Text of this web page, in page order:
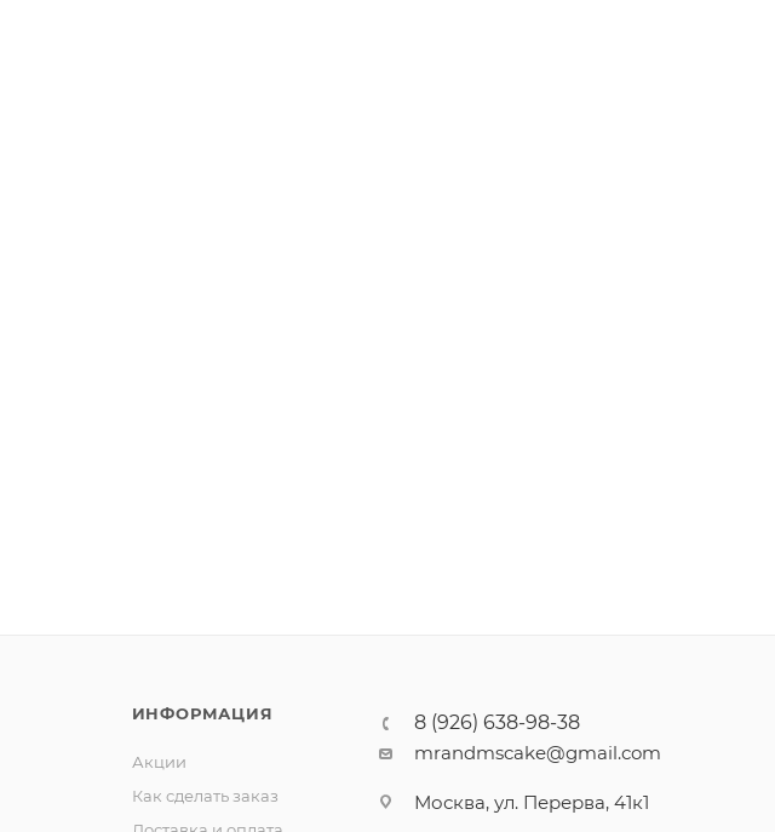
ИНФОРМАЦИЯ
Акции
Как сделать заказ
8 (926) 638-98-38
mrandmscake@gmail.com
Москва, ул. Перерва, 41к1